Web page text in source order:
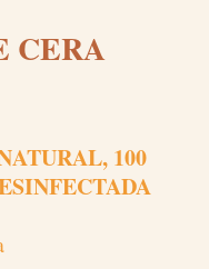
CERA
100